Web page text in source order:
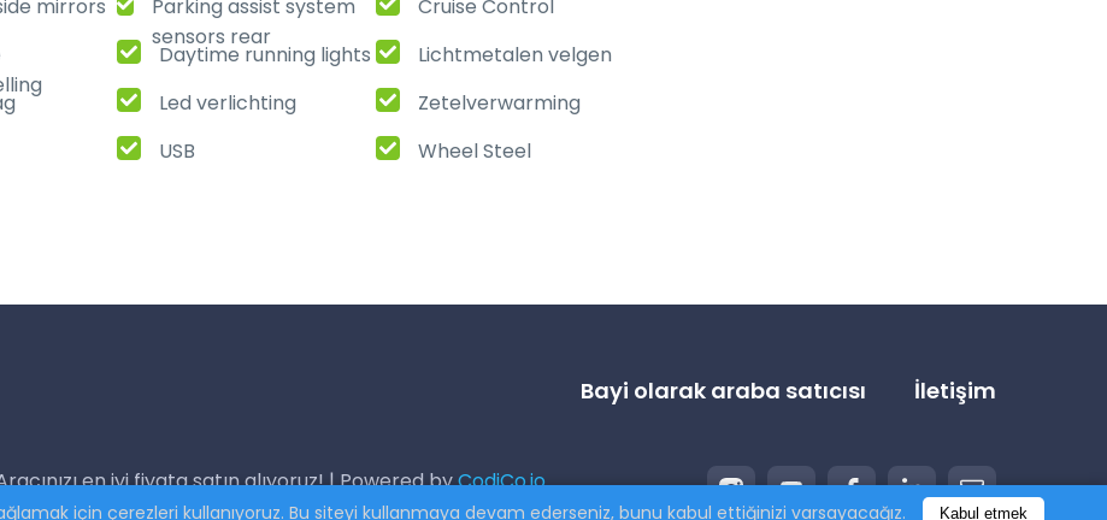
mirrors
Parking assist system
sensors rear
Cruise Control
Daytime running lights
Lichtmetalen velgen
Led verlichting
Zetelverwarming
USB Wheel Steel
Bayi olarak araba satıcısı İletişim
en iyi fiyata satın alıyoruz! | Powered byCodiCo.io
için çerezleri kullanıyoruz. Bu siteyi kullanmaya devam ederseniz, bunu kabul ettiğinizi varsayacağız. Kabul etmek